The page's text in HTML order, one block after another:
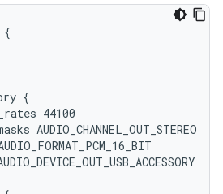
{
{
44100
AUDIO_CHANNEL_OUT_STEREO